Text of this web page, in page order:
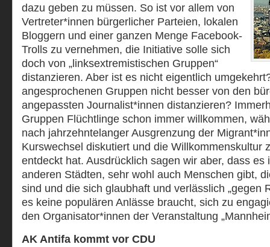
dazu geben zu müssen. So ist vor allem von
Vertreter*innen bürgerlicher Parteien, lokalen
Bloggern und einer ganzen Menge Facebook-
Trolls zu vernehmen, die Initiative solle sich
doch von „linksextremistischen Gruppen“
distanzieren. Aber ist es nicht eigentlich
angesprochenen Gruppen nicht besser von den
angepassten Journalist*innen distanzieren?
Gruppen Flüchtlinge schon immer willkommen,
nach jahrzehntelanger Ausgrenzung der
Kurswechsel diskutiert und die Willkommenskultur
entdeckt hat. Ausdrücklich sagen wir aber, dass es
anderen Städten, sehr wohl auch Menschen gibt,
sind und die sich glaubhaft und verlässlich „gegen
es keine populären Anlässe braucht, sich zu
den Organisator*innen der Veranstaltung
AK Antifa kommt vor CDU